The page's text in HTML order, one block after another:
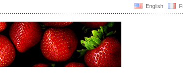
English